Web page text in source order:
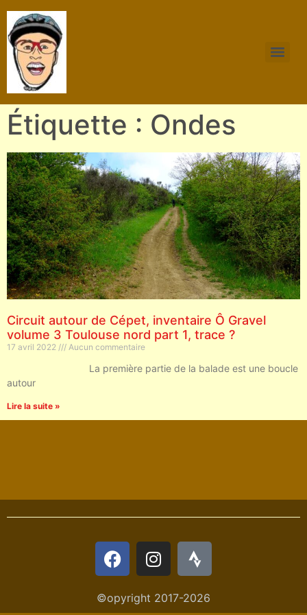
Étiquette : Ondes
Circuit autour de Cépet, inventaire Ô Gravel
volume 3 Toulouse nord part 1, trace ?
17 avril 2022 Aucun commentaire
La première partie de la balade est une boucle
autour
Lire la suite »
©opyright 2017-2026